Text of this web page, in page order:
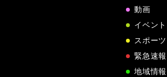
動画
イベント
スポーツ
緊急速報
地域情報